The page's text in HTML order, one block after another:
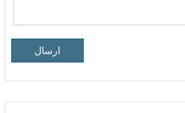
ارسال